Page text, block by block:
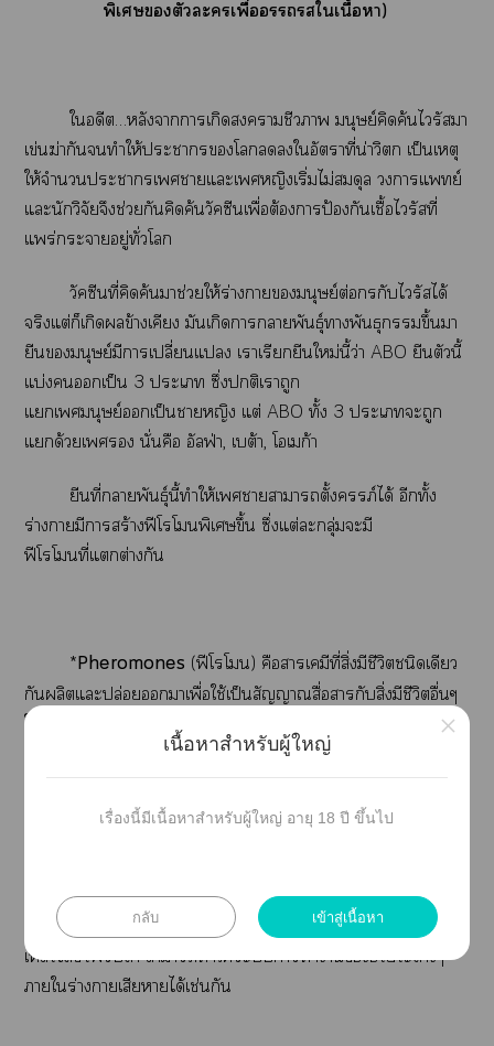
พิเศษตัวะเพื่อใเนื้อา)
ใอดีต…หลังาาเกิดาชีวา มนุษย์คิดค้นไวรัสา
เข่นฆ่ากันทำให้ะาโใอัตราที่น่าวิตก เป็นเหตุ
ให้จำนวนะาเาแะเหญิงเริ่มไม่สมดุล าแพทย์
แะนักวิจัยจึงช่วยกันคิดค้นวัคซีนเพื่อต้องาป้องกันเชื้อไวรัสที่
แพร่ะาอยู่ทั่วโ
วัคซีนที่คิดค้นาช่วยให้ร่างามนุษย์ต่อกรกับไวรัสได้
จริงแต่ก็เกิดข้างเคียง มันเกิดาาพันธุ์าพันธุขึ้นา
ยีนมนุษย์มีาเปลี่ยนแ เาเรียกยีนใหม่นี้ว่า ABO ยีนตัวนี้
แบ่งเป็น 3 ะเ ซึ่งติเาถูก
แเมนุษย์เป็นาหญิง แต่ ABO ทั้ง 3 ะเะถูก
แด้วยเ นั่นคือ อัลฟ่า, เบต้า, โเก้า
ยีนที่าพันธุ์นี้ทำให้เาาาตั้งครรภ์ได้ อีกทั้ง
ร่างามีาสร้างฟีโโพิเศษขึ้น ซึ่งแต่ะกลุ่มะมี
ฟีโโที่แต่างกัน
*Pheromones (ฟีโโ) คือาเคมีที่สิ่งมีชีวิตชนิดเดียว
กันผลิตแะปล่อยาเพื่อใช้เป็นสัญญาณสื่อากับสิ่งมีชีวิตอื่นๆ
ใสปีชีส์เดียวกัน โาะตุ้นให้
เกิดาาพฤติกรรม เช่น าดึงดูดคู่ าปรับอารมณ์
ากลุ่ม การเตือนภัย าแาาเ าข่มขู่แะาขับ
ตัวแะพลังอำนาจ าเข้ม
ข้นกลิ่นาาทำให้ะาเดินาใผู้ที่ได้รับล้ม
เได้ชั่วพริบา าาทำให้ะาทำาอวัยวะต่างๆ
าใร่างาเสียาได้เช่นกัน
เนื้อหาสำหรับผู้ใหญ่
เรื่องนี้มีเนื้อหาสำหรับผู้ใหญ่ อายุ 18 ปี ขึ้นไป
กลับ เข้าสู่เนื้อหา
×